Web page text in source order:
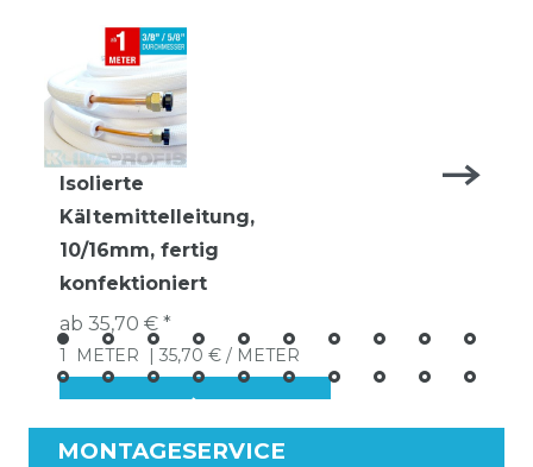
Isolierte
Kältemittelleitung,
10/16mm, fertig
konfektioniert
ab 35,70 € *
1 METER | 35,70 € / METER
MONTAGESERVICE